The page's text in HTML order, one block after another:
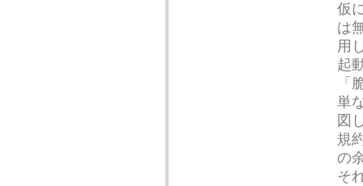
仮
は
用
起
「
単
図
規
の
そ